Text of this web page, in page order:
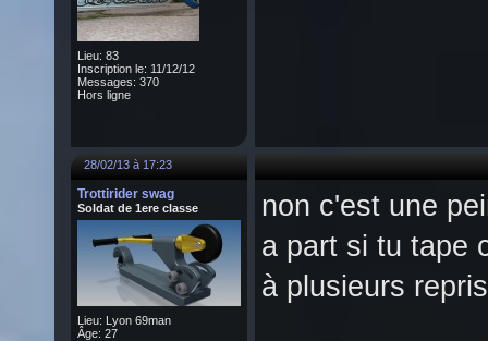
Lieu: 83
Inscription le: 11/12/12
Messages: 370
Hors ligne
28/02/13 à 17:23
Trottirider swag
Soldat de 1ere classe
Lieu: Lyon 69man
Âge: 27
non c'est une
a part si tu tape
à plusieurs